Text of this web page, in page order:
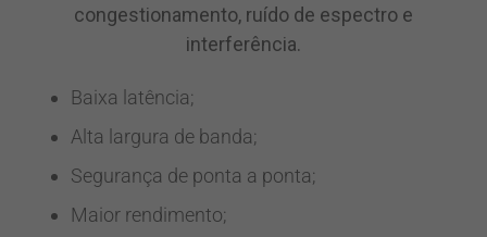
congestionamento, ruído de espectro e
interferência.
Baixa latência;
Alta largura de banda;
Segurança de ponta a ponta;
Maior rendimento;